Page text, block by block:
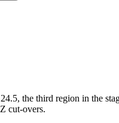
the third region in the
cut-overs.